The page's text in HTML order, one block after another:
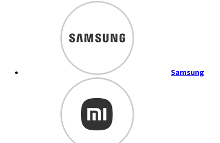
Samsung